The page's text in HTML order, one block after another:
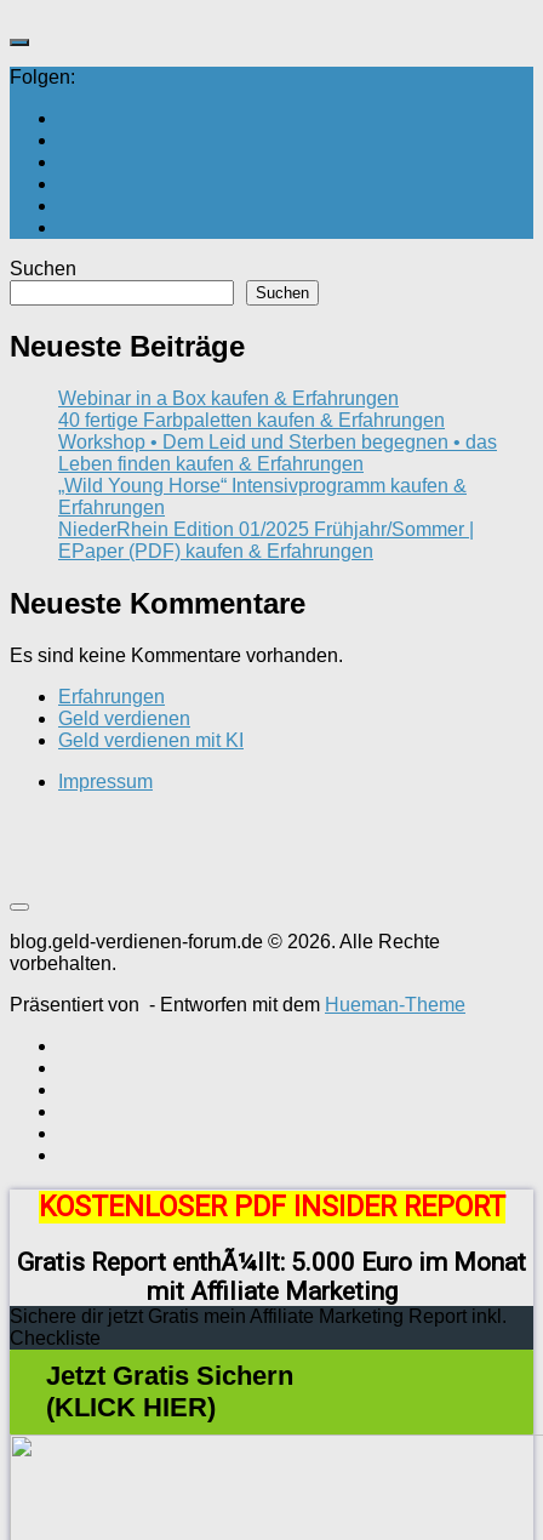
Folgen:
Suchen
Suchen
Neueste Beiträge
Webinar in a Box kaufen & Erfahrungen
40 fertige Farbpaletten kaufen & Erfahrungen
Workshop • Dem Leid und Sterben begegnen • das
Leben finden kaufen & Erfahrungen
„Wild Young Horse“ Intensivprogramm kaufen &
Erfahrungen
NiederRhein Edition 01/2025 Frühjahr/Sommer |
EPaper (PDF) kaufen & Erfahrungen
Neueste Kommentare
Es sind keine Kommentare vorhanden.
Erfahrungen
Geld verdienen
Geld verdienen mit KI
Impressum
blog.geld-verdienen-forum.de © 2026. Alle Rechte
vorbehalten.
Präsentiert von - Entworfen mit dem Hueman-Theme
KOSTENLOSER PDF INSIDER REPORT
Gratis Report enthÃ¼llt: 5.000 Euro im Monat
mit Affiliate Marketing
Sichere dir jetzt Gratis mein Affiliate Marketing Report inkl.
Checkliste
Jetzt Gratis Sichern
(KLICK HIER)